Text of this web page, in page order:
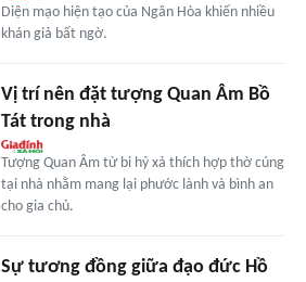
Diện mạo hiện tạo của Ngân Hòa khiến nhiều
khán giả bất ngờ.
Vị trí nên đặt tượng Quan Âm Bồ
Tát trong nhà
Tượng Quan Âm từ bi hỷ xả thích hợp thờ cúng
tại nhà nhằm mang lại phước lành và bình an
cho gia chủ.
Sự tương đồng giữa đạo đức Hồ